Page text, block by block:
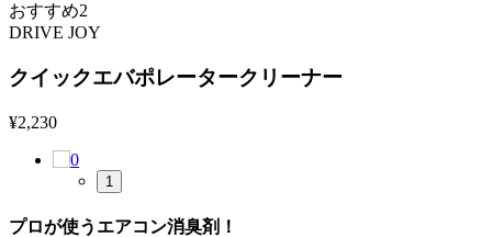
おすすめ2
DRIVE JOY
クイックエバポレータークリーナー
¥2,230
1
プロが使うエアコン消臭剤！